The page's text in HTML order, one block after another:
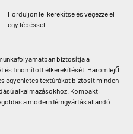
Forduljon le, kerekítse és végezze el
egy lépéssel
biztosítja a
és finomított élkerekítését. Háromfejű
egyenletes textúrákat biztosít minden
alkalmazásokhoz. Kompakt,
a modern fémgyártás állandó